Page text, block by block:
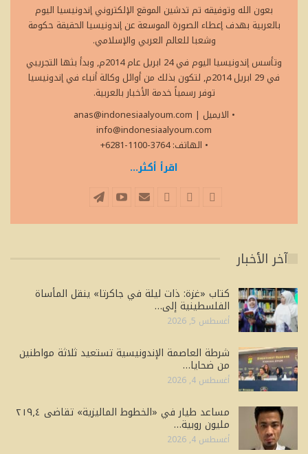
بعون الله وتوفيقه تم تدشين الموقع الإلكتروني إندونيسيا اليوم
بالعربية بهدف إعطاء الصورة الموسعة عن إندونيسيا الحقيقة حكومة
وشعبا للعالم العربي والإسلامي.
وتأسس إندونيسيا اليوم في 24 ابريل عام 2014م, وبدأ بثها التجريبي
في 29 ابريل 2014م, لتكون بذلك من أوائل وكالة أنباء في إندونيسيا
توفر رسمياً خدمة الأخبار بالعربية.
• الايميل
anas@indonesiaalyoum.com |
info@indonesiaalyoum.com
• الهاتف: 3764-1100-6281+
اقرأ أكثر...
آخر الأخبار
كتاب «غزة: ذات ليلة في جاكرتا» ينقل المأساة
الفلسطينية إلى…
أغسطس 5, 2026
شرطة العاصمة الإندونيسية تستعيد ثلاثة مواطنين
من ضحايا…
أغسطس 4, 2026
مساعد طيار في «الخطوط الماليزية» تقاضى ٢١٩٫٤
مليون روبية…
أغسطس 4, 2026